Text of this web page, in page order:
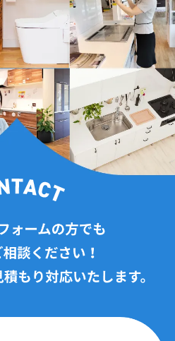
)
事)
)
)
)
)
事)
事)
事)